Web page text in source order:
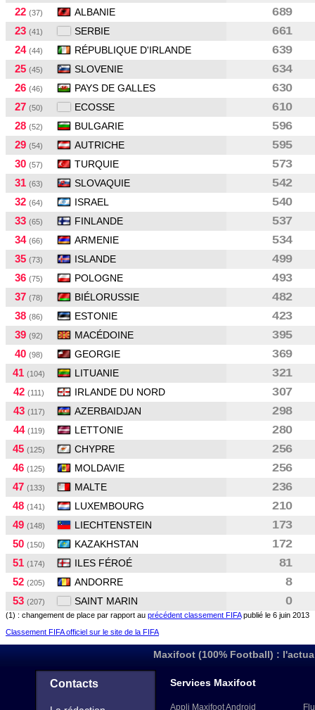
22 (37) ALBANIE
689
23 (41) SERBIE
661
24 (44) RÉPUBLIQUE D'IRLANDE
639
25 (45) SLOVENIE
634
26 (46) PAYS DE GALLES
630
27 (50) ECOSSE
610
28 (52) BULGARIE
596
29 (54) AUTRICHE
595
30 (57) TURQUIE
573
31 (63) SLOVAQUIE
542
32 (64) ISRAEL
540
33 (65) FINLANDE
537
34 (66) ARMENIE
534
35 (73) ISLANDE
499
36 (75) POLOGNE
493
37 (78) BIÉLORUSSIE
482
38 (86) ESTONIE
423
39 (92) MACÉDOINE
395
40 (98) GEORGIE
369
41 (104) LITUANIE
321
42 (111) IRLANDE DU NORD
307
43 (117) AZERBAIDJAN
298
44 (119) LETTONIE
280
45 (125) CHYPRE
256
46 (125) MOLDAVIE
256
47 (133) MALTE
236
48 (141) LUXEMBOURG
210
49 (148) LIECHTENSTEIN
173
50 (150) KAZAKHSTAN
172
51 (174) ILES FÉROÉ
81
52 (205) ANDORRE
8
53 (207) SAINT MARIN 0
(1) : changement de place par rapport au précédent classement FIFApublié le 6 juin 2013
Classement FIFA officiel sur le site de la FIFA
Maxifoot (100% Football) :
Contacts Services Maxifoot
Appli Maxifoot Android